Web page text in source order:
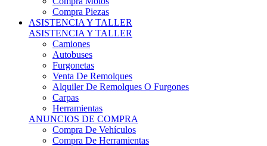
Compra Piezas
ASISTENCIA Y TALLER
ASISTENCIA Y TALLER
Camiones
Autobuses
Furgonetas
Venta De Remolques
Alquiler De Remolques O Furgones
Carpas
Herramientas
ANUNCIOS DE COMPRA
Compra De Vehículos
Compra De Herramientas